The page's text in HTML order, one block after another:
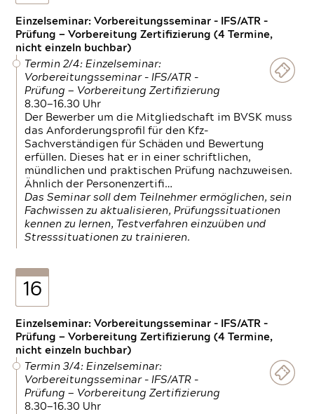
Einzelseminar: Vorbereitungsseminar - IFS/ATR -
Prüfung — Vorbereitung Zertifizierung (4 Termine,
nicht einzeln buchbar)
Termin 2/4: Einzelseminar:
Vorbereitungsseminar - IFS/ATR -
Prüfung — Vorbereitung Zertifizierung
8.30—16.30 Uhr
Der Bewerber um die Mitgliedschaft im BVSK muss
das Anforderungsprofil für den Kfz-
Sachverständigen für Schäden und Bewertung
erfüllen. Dieses hat er in einer schriftlichen,
mündlichen und praktischen Prüfung nachzuweisen.
Ähnlich der Personenzertifi…
Das Seminar soll dem Teilnehmer ermöglichen, sein
Fachwissen zu aktualisieren, Prüfungssituationen
kennen zu lernen, Testverfahren einzuüben und
Stresssituationen zu trainieren.
16
Einzelseminar: Vorbereitungsseminar - IFS/ATR -
Prüfung — Vorbereitung Zertifizierung (4 Termine,
nicht einzeln buchbar)
Termin 3/4: Einzelseminar:
Vorbereitungsseminar - IFS/ATR -
Prüfung — Vorbereitung Zertifizierung
8.30—16.30 Uhr